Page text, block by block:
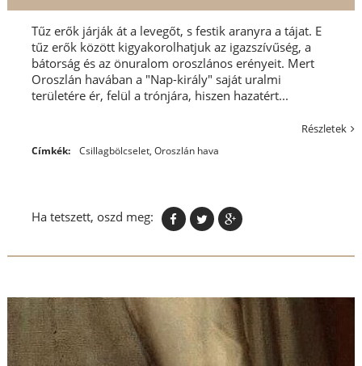
Tűz erők járják át a levegőt, s festik aranyra a tájat. E
tűz erők között kigyakorolhatjuk az igazszívűség, a
bátorság és az önuralom oroszlános erényeit. Mert
Oroszlán havában a "Nap-király" saját uralmi
területére ér, felül a trónjára, hiszen hazatért...
Részletek
Címkék: Csillagbölcselet, Oroszlán hava
Ha tetszett, oszd meg: